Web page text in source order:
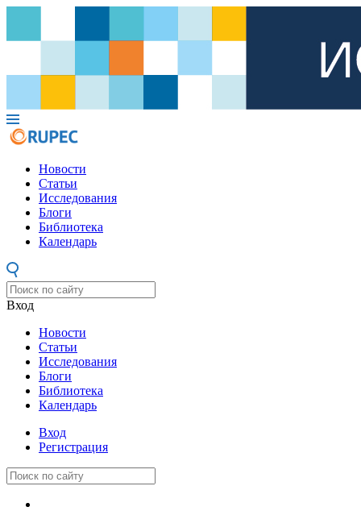
Новости
Статьи
Исследования
Блоги
Библиотека
Календарь
Вход
Новости
Статьи
Исследования
Блоги
Библиотека
Календарь
Вход
Регистрация